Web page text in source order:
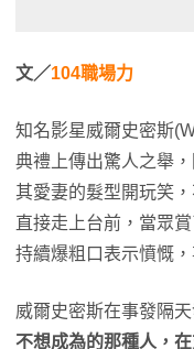
文／104職場力
知名影星威爾史密斯
典禮上傳出驚人之舉
其愛妻的髮型開玩笑
直接走上台前，當眾
持續爆粗口表示憤慨
威爾史密斯在事發隔
不想成為的那種人，